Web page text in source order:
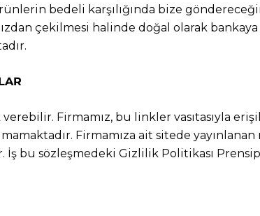
bedeli karşılığında bize
çekilmesi halinde doğal olarak
Firmamız, bu linkler vasıtasıyla
Firmamıza ait sitede yayınlanan
İş bu sözleşmedeki Gizlilik Politikası